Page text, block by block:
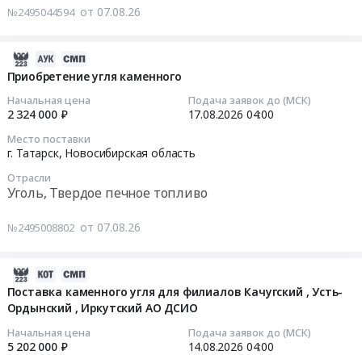
№2495044594 от 07.08.26
Приобретение угля каменного
Начальная цена
2 324 000 ₽
Подача заявок до (МСК)
17.08.2026 04:00
Место поставки
г. Татарск, Новосибирская область
Отрасли
Уголь, Твердое печное топливо
№2495008802 от 07.08.26
Поставка каменного угля для филиалов Качугский , Усть-
Ордынский , Иркутский АО ДСИО
Начальная цена
5 202 000 ₽
Подача заявок до (МСК)
14.08.2026 04:00